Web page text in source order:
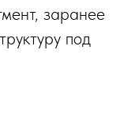
заранее
под